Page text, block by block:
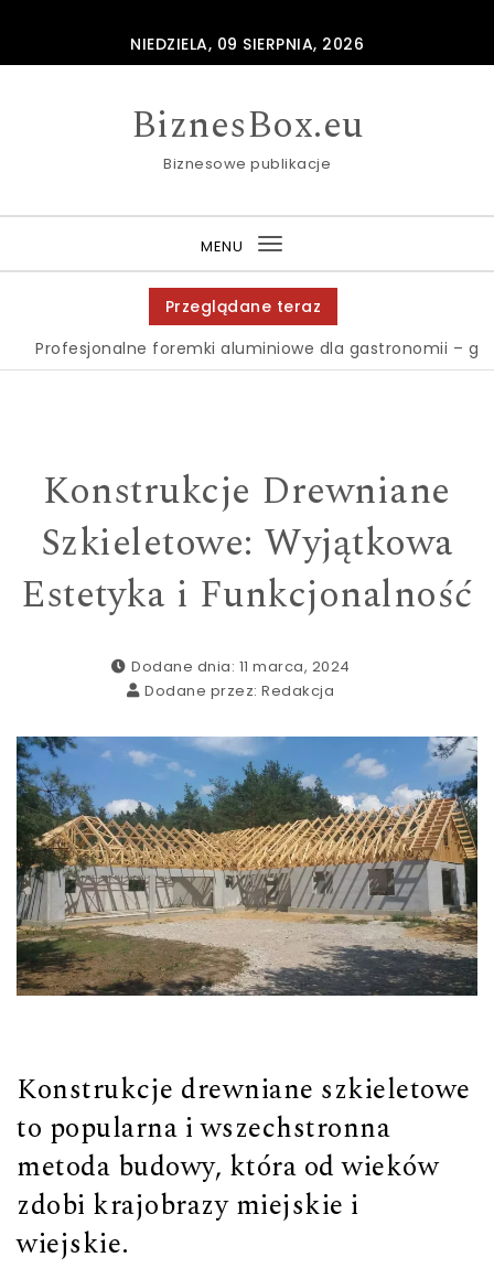
NIEDZIELA, 09 SIERPNIA, 2026
BiznesBox.eu
Biznesowe publikacje
MENU
Toggle
navigation
Przeglądane teraz
foremki aluminiowe dla gastronomii – gdzie je
Konstrukcje Drewniane
Szkieletowe: Wyjątkowa
Estetyka i Funkcjonalność
Dodane dnia: 11 marca, 2024
Dodane przez:Redakcja
Konstrukcje drewniane szkieletowe
to popularna i wszechstronna
metoda budowy, która od wieków
zdobi krajobrazy miejskie i
wiejskie.